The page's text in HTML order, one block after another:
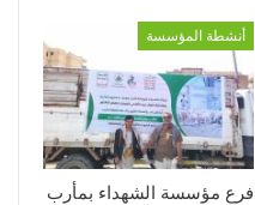
أنشطة المؤسسة
فرع مؤسسة الشهداء بمأرب